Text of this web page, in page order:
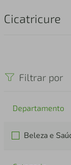
Cicatricure
Filtrar por
Departamento
Beleza e